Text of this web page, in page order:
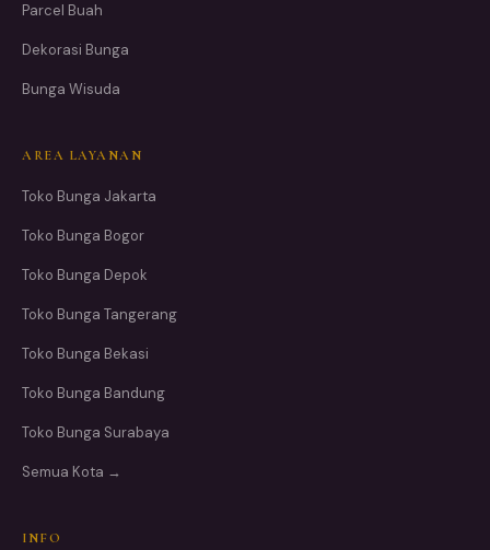
Parcel Buah
Dekorasi Bunga
Bunga Wisuda
AREA LAYANAN
Toko Bunga Jakarta
Toko Bunga Bogor
Toko Bunga Depok
Toko Bunga Tangerang
Toko Bunga Bekasi
Toko Bunga Bandung
Toko Bunga Surabaya
Semua Kota →
INFO